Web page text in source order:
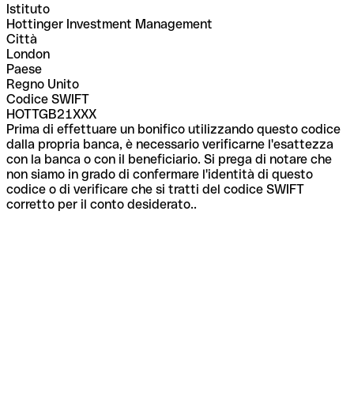
Istituto
Hottinger Investment Management
Città
London
Paese
Regno Unito
Codice SWIFT
HOTTGB21XXX
Prima di effettuare un bonifico utilizzando questo codice
dalla propria banca, è necessario verificarne l'esattezza
con la banca o con il beneficiario. Si prega di notare che
non siamo in grado di confermare l'identità di questo
codice o di verificare che si tratti del codice SWIFT
corretto per il conto desiderato..